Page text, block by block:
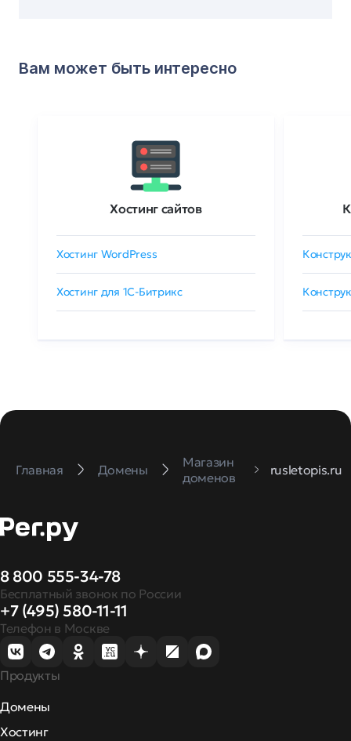
Вам может быть интересно
Хостинг сайтов
Хостинг WordPress
Хостинг для 1C-Битрикс
Главная Домены
Магазин
доменов
rusletopis.ru
8 800 555-34-78
Бесплатный звонок по России
+7 (495) 580-11-11
Телефон в Москве
Продукты
Домены
Хостинг